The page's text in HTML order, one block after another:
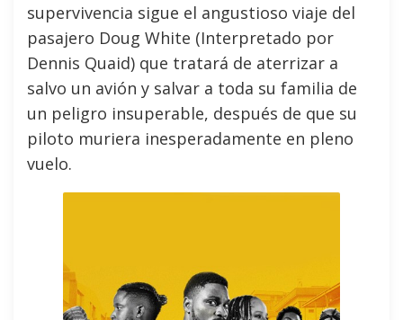
supervivencia sigue el angustioso viaje del
pasajero Doug White (Interpretado por
Dennis Quaid) que tratará de aterrizar a
salvo un avión y salvar a toda su familia de
un peligro insuperable, después de que su
piloto muriera inesperadamente en pleno
vuelo.